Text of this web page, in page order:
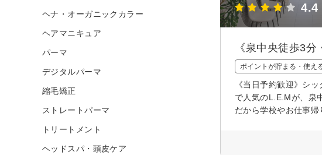
4.4
《泉中央徒歩3
ポイントが貯まる・使え
《当日予約歓迎》シ
で人気のL.E.Mが、泉
だから学校やお仕事
ヘナ・オーガニックカラー
ヘアマニキュア
パーマ
デジタルパーマ
縮毛矯正
ストレートパーマ
トリートメント
ヘッドスパ・頭皮ケア